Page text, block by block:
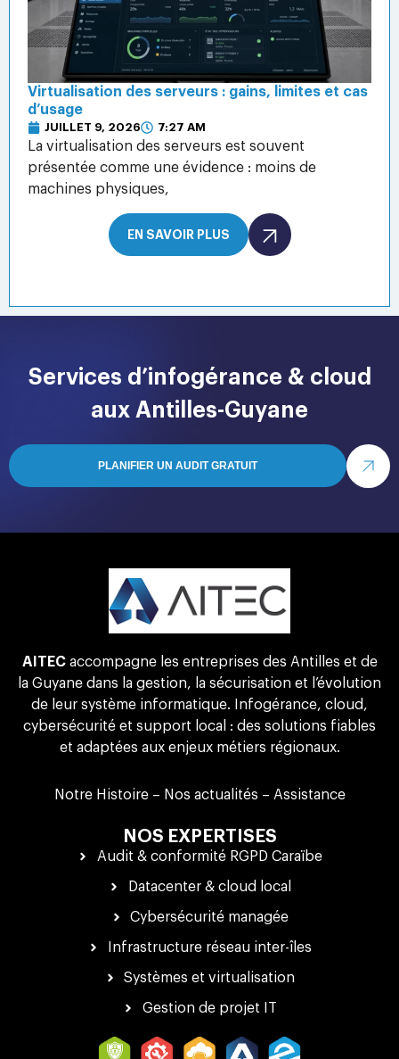
Virtualisation des serveurs : gains, limites et cas
d’usage
JUILLET 9, 2026 7:27 AM
La virtualisation des serveurs est souvent
présentée comme une évidence : moins de
machines physiques,
EN SAVOIR PLUS
Services d’infogérance & cloud
aux Antilles-Guyane
PLANIFIER UN AUDIT GRATUIT
AITECaccompagne les entreprises des Antilles et de
la Guyane dans la gestion, la sécurisation et l’évolution
de leur système informatique. Infogérance, cloud,
cybersécurité et support local : des solutions fiables
et adaptées aux enjeux métiers régionaux.
Notre Histoire– Nos actualités – Assistance
NOS EXPERTISES
Audit & conformité RGPD Caraïbe
Datacenter & cloud local
Cybersécurité managée
Infrastructure réseau inter-îles
Systèmes et virtualisation
Gestion de projet IT